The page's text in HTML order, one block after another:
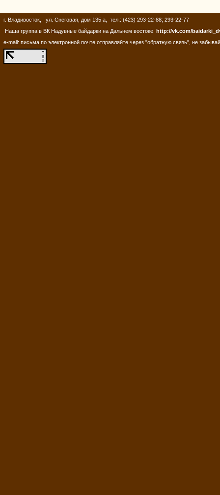
г. Владивосток, ул. Снеговая, дом 135 а, тел.: (423) 293-22-88; 293-22-77
Наша группа в ВК Надувные байдарки на Дальнем востоке: http://vk.com/
e-mail: письма по электронной почте отправляйте через "обратную связь", не